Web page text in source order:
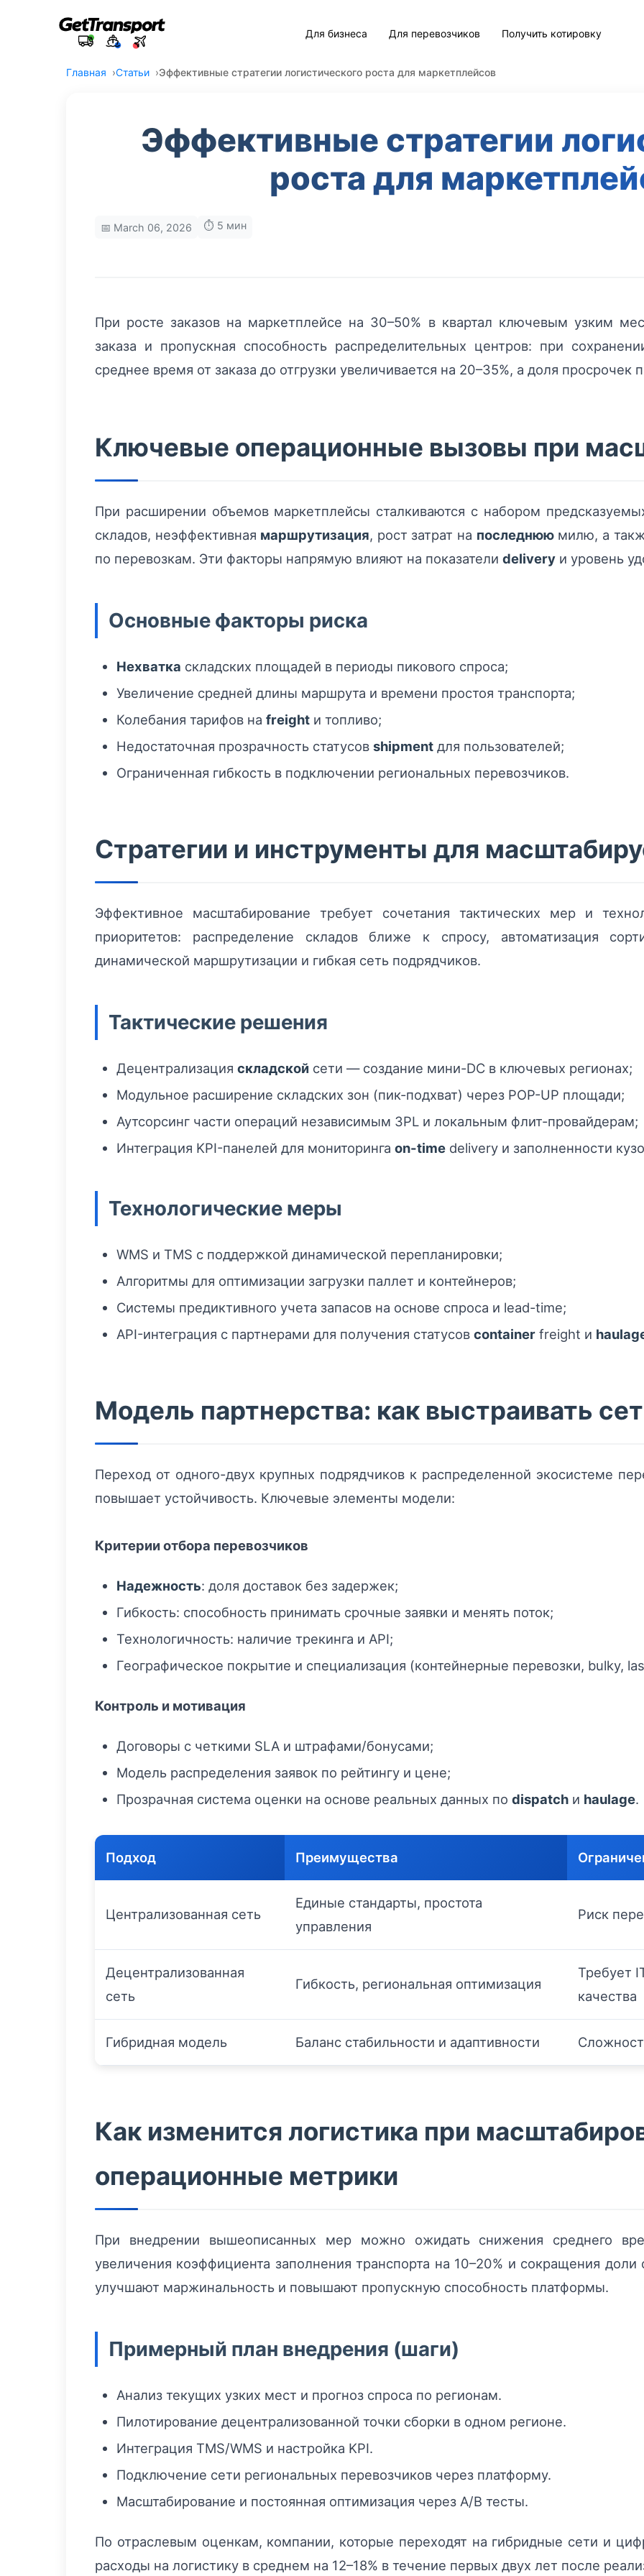
Для бизнеса Для перевозчиков Получить котировку
Главная Статьи Эффективные стратегии логистического роста для маркетплейсов
Эффективные стратегии
роста для
📅 March 06, 2026 ⏱️ 5 мин
При росте заказов на маркетплейсе на 30–50% в квартал ключевым узким
заказа и пропускная способность распределительных центров: при
среднее время от заказа до отгрузки увеличивается на 20–35%, а доля просрочек
Ключевые операционные вызовы при
При расширении объемов маркетплейсы сталкиваются с набором
складов, неэффективная маршрутизация, рост затрат на последнююмилю, а
по перевозкам. Эти факторы напрямую влияют на показатели delivery и уровень
Основные факторы риска
Нехватка складских площадей в периоды пикового спроса;
Увеличение средней длины маршрута и времени простоя транспорта;
Колебания тарифов на freight и топливо;
Недостаточная прозрачность статусов shipment для пользователей;
Ограниченная гибкость в подключении региональных перевозчиков.
Стратегии и инструменты для
Эффективное масштабирование требует сочетания тактических мер и
приоритетов: распределение складов ближе к спросу, автоматизация
динамической маршрутизации и гибкая сеть подрядчиков.
Тактические решения
Децентрализация складской сети — создание мини-DC в ключевых регионах;
Модульное расширение складских зон (пик-подхват) через POP-UP площади;
Аутсорсинг части операций независимым 3PL и локальным флит-провайдерам;
Интеграция KPI-панелей для мониторинга on-time delivery и заполненности
Технологические меры
WMS и TMS с поддержкой динамической перепланировки;
Алгоритмы для оптимизации загрузки паллет и контейнеров;
Системы предиктивного учета запасов на основе спроса и lead-time;
API-интеграция с партнерами для получения статусов container freight и
Модель партнерства: как выстраивать
Переход от одного-двух крупных подрядчиков к распределенной экосистеме
повышает устойчивость. Ключевые элементы модели:
Критерии отбора перевозчиков
Надежность: доля доставок без задержек;
Гибкость: способность принимать срочные заявки и менять поток;
Технологичность: наличие трекинга и API;
Географическое покрытие и специализация (контейнерные перевозки, bulky,
Контроль и мотивация
Договоры с четкими SLA и штрафами/бонусами;
Модель распределения заявок по рейтингу и цене;
Прозрачная система оценки на основе реальных данных по dispatch и haulage.
Подход Преимущества
Централизованная сеть
Единые стандарты, простота
управления
Риск
Децентрализованная
сеть
Гибкость, региональная оптимизация
Требует
качества
Гибридная модель Баланс стабильности и адаптивности
Как изменится логистика при
операционные метрики
При внедрении вышеописанных мер можно ожидать снижения среднего
увеличения коэффициента заполнения транспорта на 10–20% и сокращения
улучшают маржинальность и повышают пропускную способность платформы.
Примерный план внедрения (шаги)
Анализ текущих узких мест и прогноз спроса по регионам.
Пилотирование децентрализованной точки сборки в одном регионе.
Интеграция TMS/WMS и настройка KPI.
Подключение сети региональных перевозчиков через платформу.
Масштабирование и постоянная оптимизация через A/B тесты.
По отраслевым оценкам, компании, которые переходят на гибридные сети и
расходы на логистику в среднем на 12–18% в течение первых двух лет после